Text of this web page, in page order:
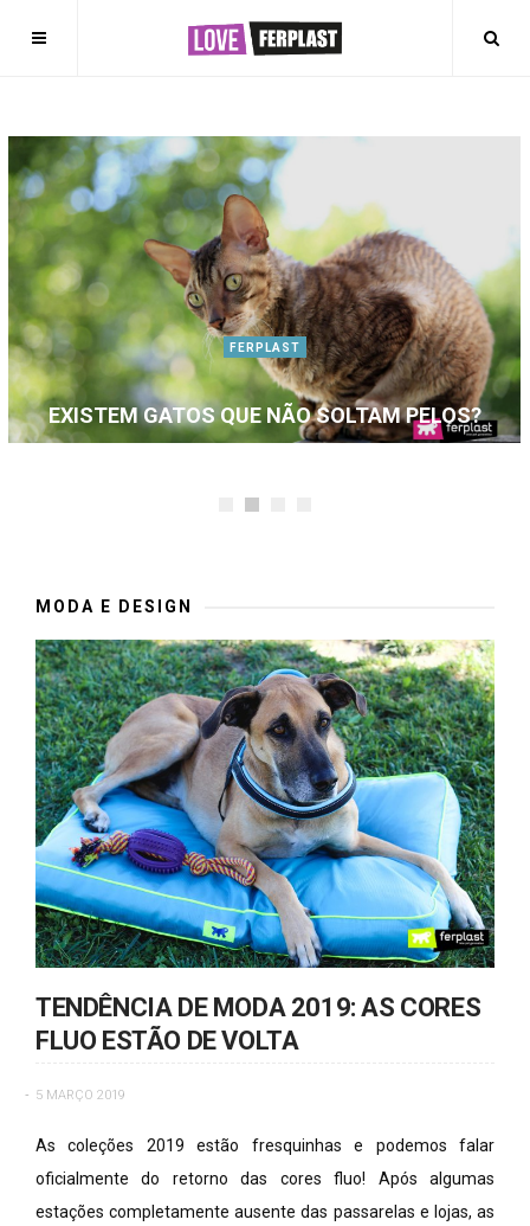
FERPLAST
EXISTEM GATOS QUE NÃO SOLTAM PELOS?
MODA E DESIGN
TENDÊNCIA DE MODA 2019: AS CORES
FLUO ESTÃO DE VOLTA
5 MARÇO 2019
As coleções 2019 estão fresquinhas e podemos falar
oficialmente do retorno das cores fluo! Após algumas
estações completamente ausente das passarelas e lojas, as